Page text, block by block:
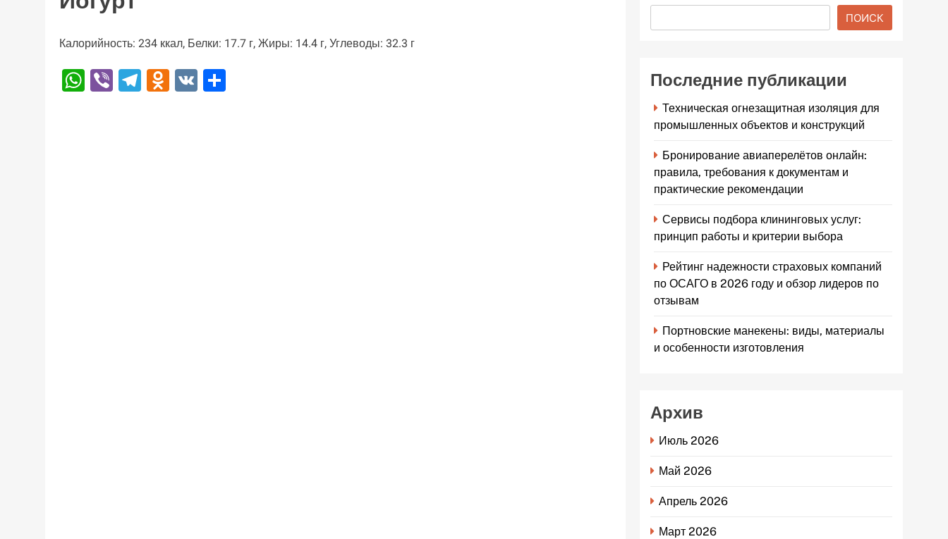
Калорийность: 234 ккал, Белки: 17.7 г, Жиры: 14.4 г, Углеводы: 32.3 г
WhatsApp
ViberTelegram
Odnoklassniki
VK
ПОИСК
Последние публикации
Техническая огнезащитная изоляция для
промышленных объектов и конструкций
Бронирование авиаперелётов онлайн:
правила, требования к документам и
практические рекомендации
Сервисы подбора клининговых услуг:
принцип работы и критерии выбора
Рейтинг надежности страховых компаний
по ОСАГО в 2026 году и обзор лидеров по
отзывам
Портновские манекены: виды, материалы
и особенности изготовления
Архив
Июль 2026
Май 2026
Апрель 2026
Март 2026